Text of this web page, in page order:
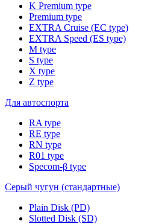
K Premium type
Premium type
EXTRA Cruise (EC type)
EXTRA Speed (ES type)
M type
S type
X type
Z type
Для автоспорта
RA type
RE type
RN type
R01 type
Specom-β type
Серый чугун (стандартные)
Plain Disk (PD)
Slotted Disk (SD)